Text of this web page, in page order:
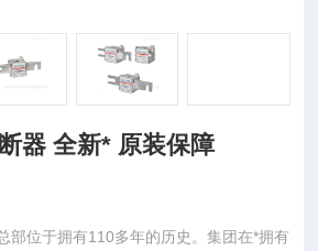
器 全新* 原装保障
部位于拥有110多年的历史。集团在*拥有